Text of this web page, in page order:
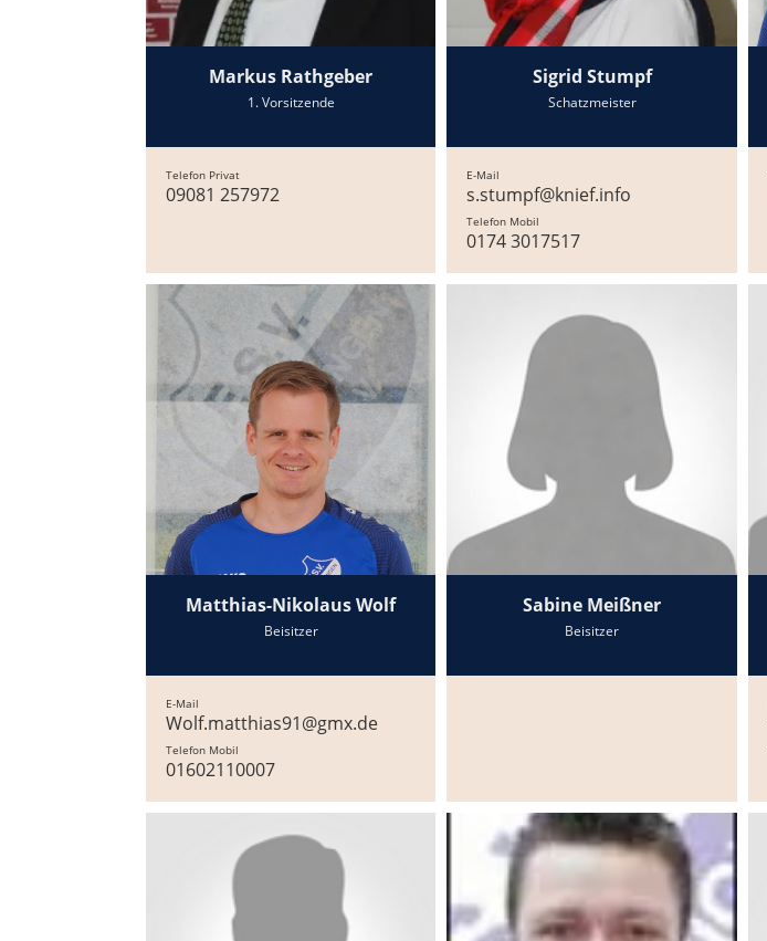
Markus Rathgeber
1. Vorsitzende
Telefon Privat
09081 257972
Sigrid Stumpf
Schatzmeister
E-Mail
s.stumpf@knief.info
Telefon Mobil
0174 3017517
Matthias-Nikolaus Wolf
Beisitzer
E-Mail
Wolf.matthias91@gmx.de
Telefon Mobil
01602110007
Sabine Meißner
Beisitzer